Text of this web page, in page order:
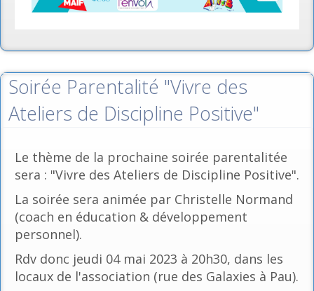
Soirée Parentalité "Vivre des
Ateliers de Discipline Positive"
Le thème de la prochaine soirée parentalitée
sera : "Vivre des Ateliers de Discipline Positive".
La soirée sera animée par Christelle Normand
(coach en éducation & développement
personnel).
Rdv donc jeudi 04 mai 2023 à 20h30, dans les
locaux de l'association (rue des Galaxies à Pau).